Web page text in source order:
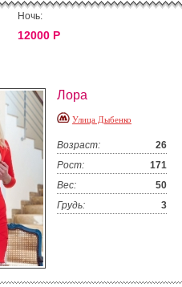
Ночь:
12000 Р
Лора
Улица Дыбенко
Возраст:
26
Рост:
171
Вес:
50
Грудь:
3